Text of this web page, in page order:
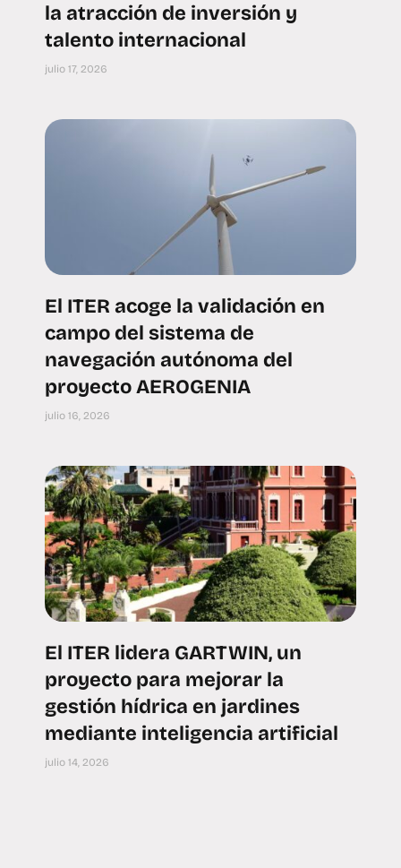
la atracción de inversión y
talento internacional
julio 17, 2026
El ITER acoge la validación en
campo del sistema de
navegación autónoma del
proyecto AEROGENIA
julio 16, 2026
El ITER lidera GARTWIN, un
proyecto para mejorar la
gestión hídrica en jardines
mediante inteligencia artificial
julio 14, 2026